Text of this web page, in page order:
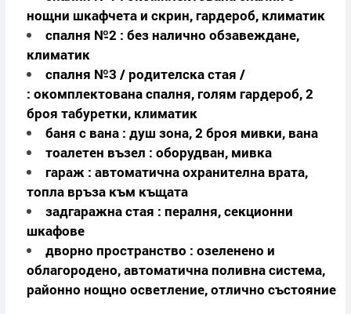
нощни шкафчета и скрин, гардероб, климатик
спалня №2 : без налично обзавеждане,
климатик
спалня №3 / родителска стая /
: окомплектована спалня, голям гардероб, 2
броя табуретки, климатик
баня с вана : душ зона, 2 броя мивки, вана
тоалетен възел : оборудван, мивка
гараж : автоматична охранителна врата,
топла връза към къщата
задгаражна стая : пералня, секционни
шкафове
дворно пространство : озеленено и
облагородено, автоматична поливна система,
районно нощно осветление, отлично състояние